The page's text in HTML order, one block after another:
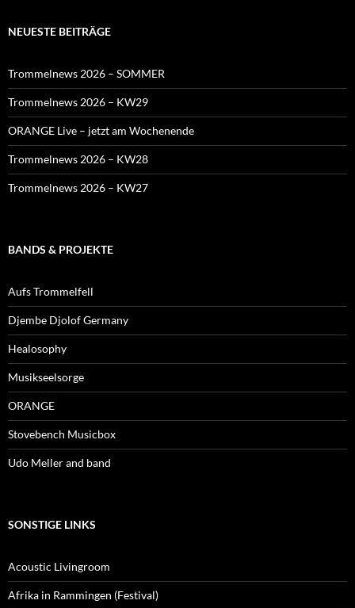
NEUESTE BEITRÄGE
Trommelnews 2026 – SOMMER
Trommelnews 2026 – KW29
ORANGE Live – jetzt am Wochenende
Trommelnews 2026 – KW28
Trommelnews 2026 – KW27
BANDS & PROJEKTE
Aufs Trommelfell
Djembe Djolof Germany
Healosophy
Musikseelsorge
ORANGE
Stovebench Musicbox
Udo Meller and band
SONSTIGE LINKS
Acoustic Livingroom
Afrika in Rammingen (Festival)